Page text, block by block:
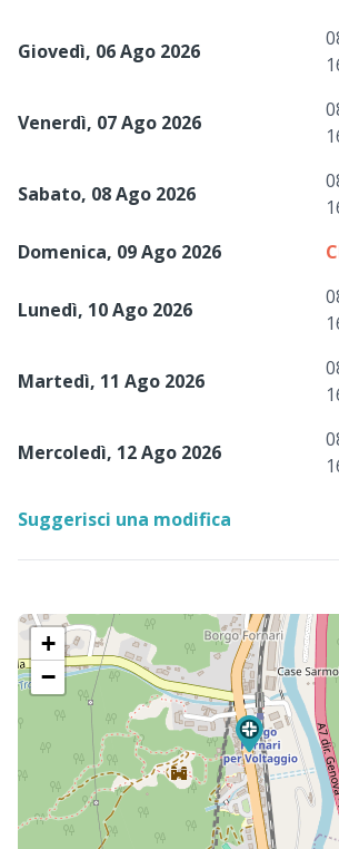
Giovedì, 06 Ago 2026
Venerdì, 07 Ago 2026
Sabato, 08 Ago 2026
Domenica, 09 Ago 2026
Lunedì, 10 Ago 2026
Martedì, 11 Ago 2026
Mercoledì, 12 Ago 2026
Suggerisci una modifica
+
−